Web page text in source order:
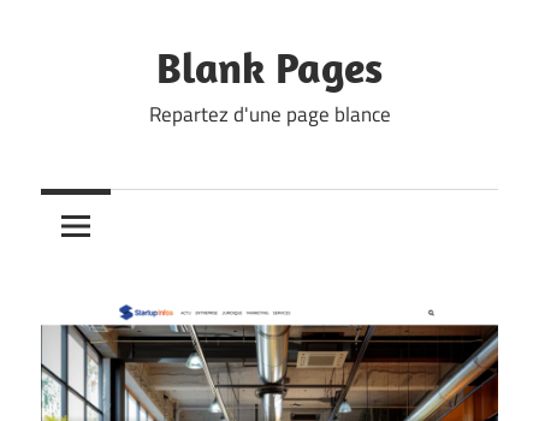
Blank Pages
Repartez d'une page blance